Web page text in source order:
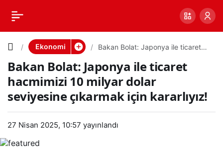
Ekonomi
Bakan Bolat: Japonya ile ticaret
seviyesine çıkarmak için kararlıyız!
Bakan Bolat: Japonya ile ticaret
hacmimizi 10 milyar dolar
seviyesine çıkarmak için kararlıyız!
27 Nisan 2025, 10:57 yayınlandı
Bakan
Bolat:
Japonya
ile ticaret
hacmimiz
PAYLAŞ